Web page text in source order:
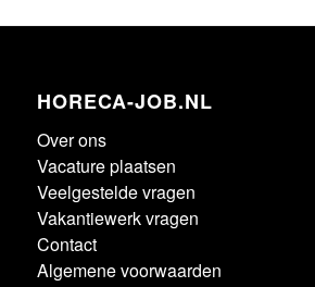
HORECA-JOB.NL
Over ons
Vacature plaatsen
Veelgestelde vragen
Vakantiewerk vragen
Contact
Algemene voorwaarden